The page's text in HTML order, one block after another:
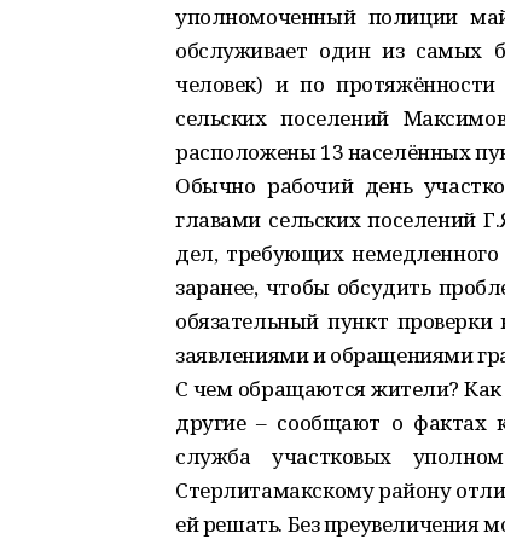
уполномоченный полиции
обслуживает один из самых
человек) и по
сельских поселений
расположены 13 населённых
Обычно рабочий день
главами сельских поселений
дел, требующих
заранее, чтобы обсудить
обязательный пункт
заявлениями и обращениями
С чем обращаются жители?
другие – сообщают о фактах
служба участковых
Стерлитамакскому району
ей решать. Без преувеличения